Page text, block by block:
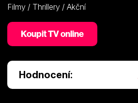
Filmy / Thrillery / Akční
Koupit TV online
Hodnocení: